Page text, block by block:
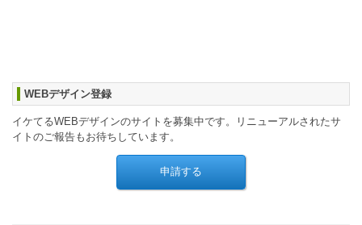
WEBデザイン登録
イケてるWEBデザインのサイトを募集中です。リニューアルされたサ
イトのご報告もお待ちしています。